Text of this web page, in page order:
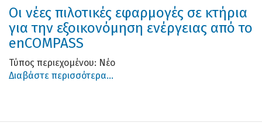
Οι νέες πιλοτικές εφαρμογές σε κτήρια
για την εξοικονόμηση ενέργειας από το
enCOMPASS
Τύπος περιεχομένου: Νέο
Διαβάστε περισσότερα...